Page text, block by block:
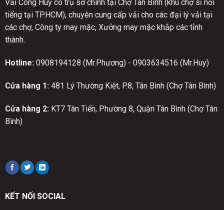
Vải Công Huy có trụ sở chính tại Chợ Tân Bình (khu chợ sỉ nổi
tiếng tại TP.HCM), chuyên cung cấp vải cho các đại lý vải tại
các chợ, Công ty may mặc, Xưởng may mặc khắp các tỉnh
thành.
Hotline:0908194128 (Mr.Phương) - 0903634516 (Mr.Huy)
Cửa hàng 1:481 Lý Thường Kiệt, P.8, Tân Bình (Chợ Tân Bình)
Cửa hàng 2: KT7 Tân Tiến, Phường 8, Quận Tân Bình (Chợ Tân
Bình)
KẾT NỐI SOCIAL